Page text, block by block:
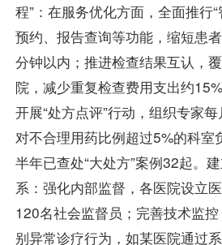
程”：在服务优化方面，全面推行
预约、报告查询等功能，缩短患
分钟以内；推进检查结果互认，
院，减少重复检查费用支出约
开展“处方点评”行动，组织专家
对不合理用药比例超过5%的科室
半年已查处“大处方”案例32起。
系：强化内部监督，各医院设立
120名社会监督员；完善技术监
别异常诊疗行为，如某医院通过